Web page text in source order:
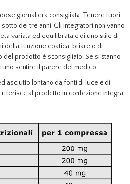
giornaliera consigliata. Tenere fuori
dei tre anni. Gli integratori non vanno
variata ed equilibrata e di uno stile di
della funzione epatica, biliare o di
del prodotto è sconsigliato. Se si stanno
sentire il parere del medico.
asciutto lontano da fonti di luce e di
riferisce al prodotto in confezione integra